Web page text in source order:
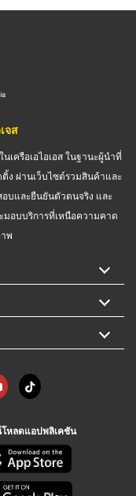
จส
เครือเอไอเอส ในฐานะผู้นำที่
ง ผ่านเว็บไซต์รวมสินค้าและ
อบและยืนยันตัวตนจริง และ
มอบบริการที่เหนือความคาด
พ
หลดแอปพลิเคชัน